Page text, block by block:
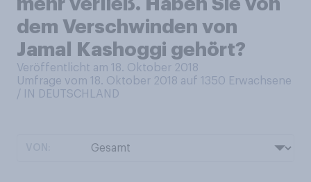
mehr verließ. Haben Sie von
dem Verschwinden von
Jamal Kashoggi gehört?
Veröffentlicht am 18. Oktober 2018
Umfrage vom 18. Oktober 2018 auf 1350 Erwachsene
/ IN DEUTSCHLAND